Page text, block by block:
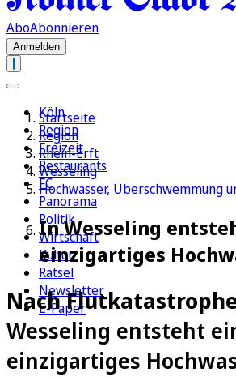
AboAbonnieren
Anmelden
Köln
Region
Freizeit
Restaurants
FC
Panorama
Politik
Wirtschaft
Kultur
Rätsel
Newsletter
E-Paper
Startseite
Region
Rhein-Erft
Wesseling
Hochwasser, Überschwemmung
In Wesseling
einzigartiges
Nach
Wesseling entsteht
einzigartiges